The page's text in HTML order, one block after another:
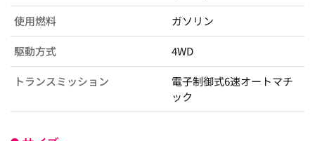
使用燃料 ガソリン
駆動方式 4WD
トランスミッション
電子制御式6速オートマチ
ック